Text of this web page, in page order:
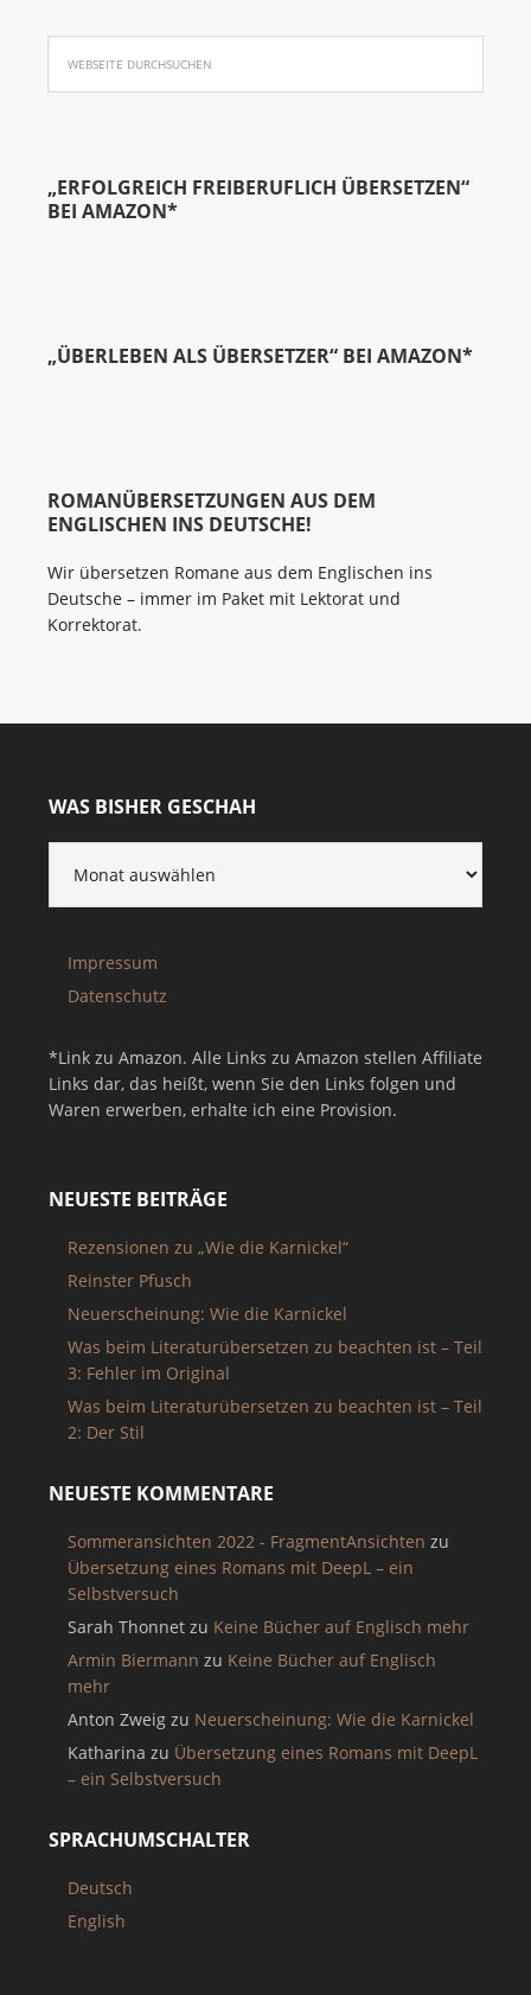
„ERFOLGREICH FREIBERUFLICH ÜBERSETZEN“
BEI AMAZON*
„ÜBERLEBEN ALS ÜBERSETZER“ BEI AMAZON*
ROMANÜBERSETZUNGEN AUS DEM
ENGLISCHEN INS DEUTSCHE!
Wir übersetzen Romane aus dem Englischen ins
Deutsche – immer im Paket mit Lektorat und
Korrektorat.
WAS BISHER GESCHAH
Impressum
Datenschutz
*Link zu Amazon. Alle Links zu Amazon stellen Affiliate
Links dar, das heißt, wenn Sie den Links folgen und
Waren erwerben, erhalte ich eine Provision.
NEUESTE BEITRÄGE
Rezensionen zu „Wie die Karnickel“
Reinster Pfusch
Neuerscheinung: Wie die Karnickel
Was beim Literaturübersetzen zu beachten ist – Teil
3: Fehler im Original
Was beim Literaturübersetzen zu beachten ist – Teil
2: Der Stil
NEUESTE KOMMENTARE
Sommeransichten 2022 - FragmentAnsichten zu
Übersetzung eines Romans mit DeepL – ein
Selbstversuch
Sarah Thonnetzu Keine Bücher auf Englisch mehr
Armin Biermann zu Keine Bücher auf Englisch
mehr
Anton Zweigzu Neuerscheinung: Wie die Karnickel
Katharina zu Übersetzung eines Romans mit DeepL
– ein Selbstversuch
SPRACHUMSCHALTER
Deutsch
English